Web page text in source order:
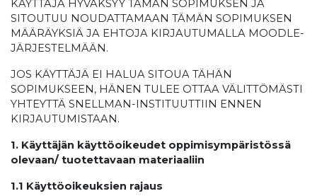
KÄYTTÄJÄ HYVÄKSYY TÄMÄN SOPIMUKSEN JA
SITOUTUU NOUDATTAMAAN TÄMÄN SOPIMUKSEN
MÄÄRÄYKSIÄ JA EHTOJA KIRJAUTUMALLA MOODLE-
JÄRJESTELMÄÄN.
JOS KÄYTTÄJÄ EI HALUA SITOUA TÄHÄN
SOPIMUKSEEN, HÄNEN TULEE OTTAA VÄLITTÖMÄSTI
YHTEYTTÄ SNELLMAN-INSTITUUTTIIN ENNEN
KIRJAUTUMISTAAN.
1. Käyttäjän käyttöoikeudet oppimisympäristössä
olevaan/ tuotettavaan materiaaliin
1.1 Käyttöoikeuksien rajaus